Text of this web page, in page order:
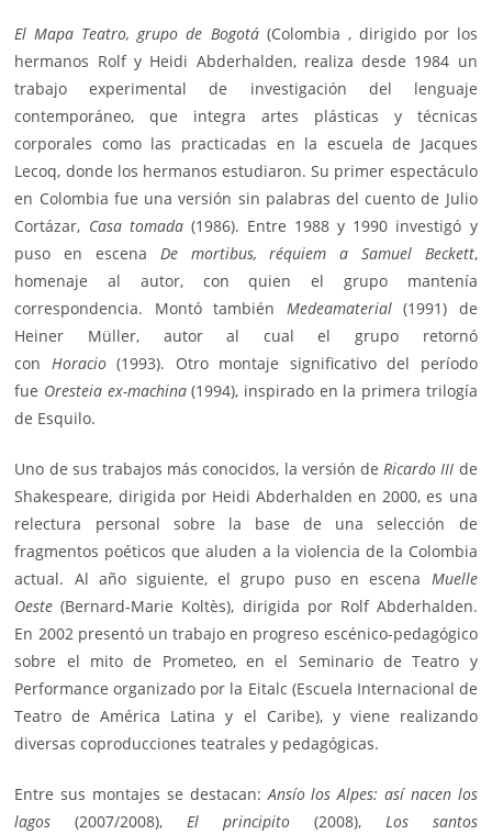
El Mapa Teatro, grupo de Bogotá (Colombia , dirigido por los
hermanos Rolf y Heidi Abderhalden, realiza desde 1984 un
trabajo experimental de investigación del lenguaje
contemporáneo, que integra artes plásticas y técnicas
corporales como las practicadas en la escuela de Jacques
Lecoq, donde los hermanos estudiaron. Su primer espectáculo
en Colombia fue una versión sin palabras del cuento de Julio
Cortázar, Casa tomada (1986). Entre 1988 y 1990 investigó y
puso en escena De mortibus, réquiem a Samuel Beckett,
homenaje al autor, con quien el grupo mantenía
correspondencia. Montó también Medeamaterial(1991) de
Heiner Müller, autor al cual el grupo retornó
con Horacio(1993). Otro montaje significativo del período
fue Oresteia ex-machina(1994), inspirado en la primera trilogía
de Esquilo.
Uno de sus trabajos más conocidos, la versión deRicardo III de
Shakespeare, dirigida por Heidi Abderhalden en 2000, es una
relectura personal sobre la base de una selección de
fragmentos poéticos que aluden a la violencia de la Colombia
actual. Al año siguiente, el grupo puso en escena Muelle
Oeste(Bernard-Marie Koltès), dirigida por Rolf Abderhalden.
En 2002 presentó un trabajo en progreso escénico-pedagógico
sobre el mito de Prometeo, en el Seminario de Teatro y
Performance organizado por la Eitalc (Escuela Internacional de
Teatro de América Latina y el Caribe), y viene realizando
diversas coproducciones teatrales y pedagógicas.
Entre sus montajes se destacan:Ansío los Alpes: así nacen los
lagos (2007/2008),El principito (2008), Los santos